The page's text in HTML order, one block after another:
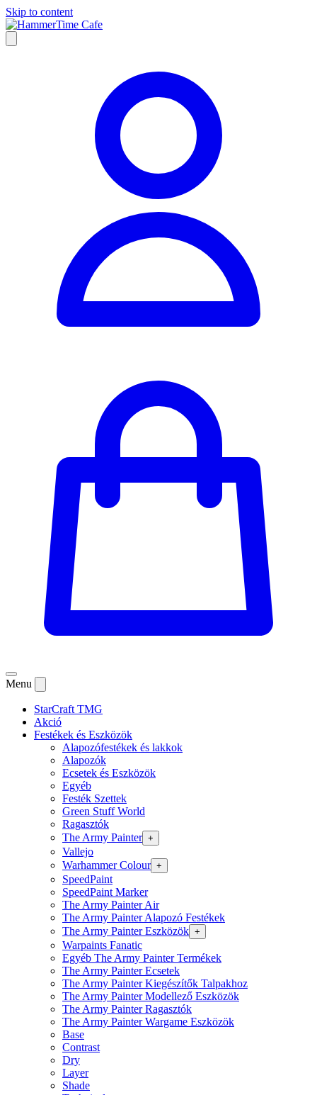
Skip to content
Menu
StarCraft TMG
Akció
Festékek és Eszközök
Alapozófestékek és lakkok
Alapozók
Ecsetek és Eszközök
Egyéb
Festék Szettek
Green Stuff World
Ragasztók
The Army Painter +
Vallejo
Warhammer Colour +
SpeedPaint
SpeedPaint Marker
The Army Painter Air
The Army Painter Alapozó Festékek
The Army Painter Eszközök +
Warpaints Fanatic
Egyéb The Army Painter Termékek
The Army Painter Ecsetek
The Army Painter Kiegészítők Talpakhoz
The Army Painter Modellező Eszközök
The Army Painter Ragasztók
The Army Painter Wargame Eszközök
Base
Contrast
Dry
Layer
Shade